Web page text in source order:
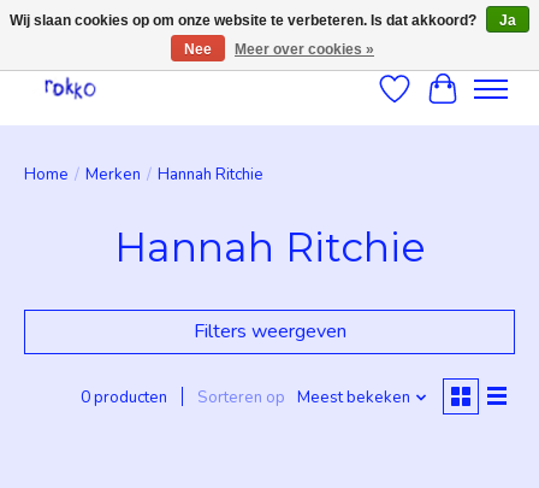
Verlanglijst
Home / Merken / Hannah Ritchie
Hannah Ritchie
Filters weergeven
0 producten Sorteren op Meest bekeken
Wij slaan cookies op om onze website te verbeteren. Is dat akkoord?
Ja
Nee
Meer over cookies »